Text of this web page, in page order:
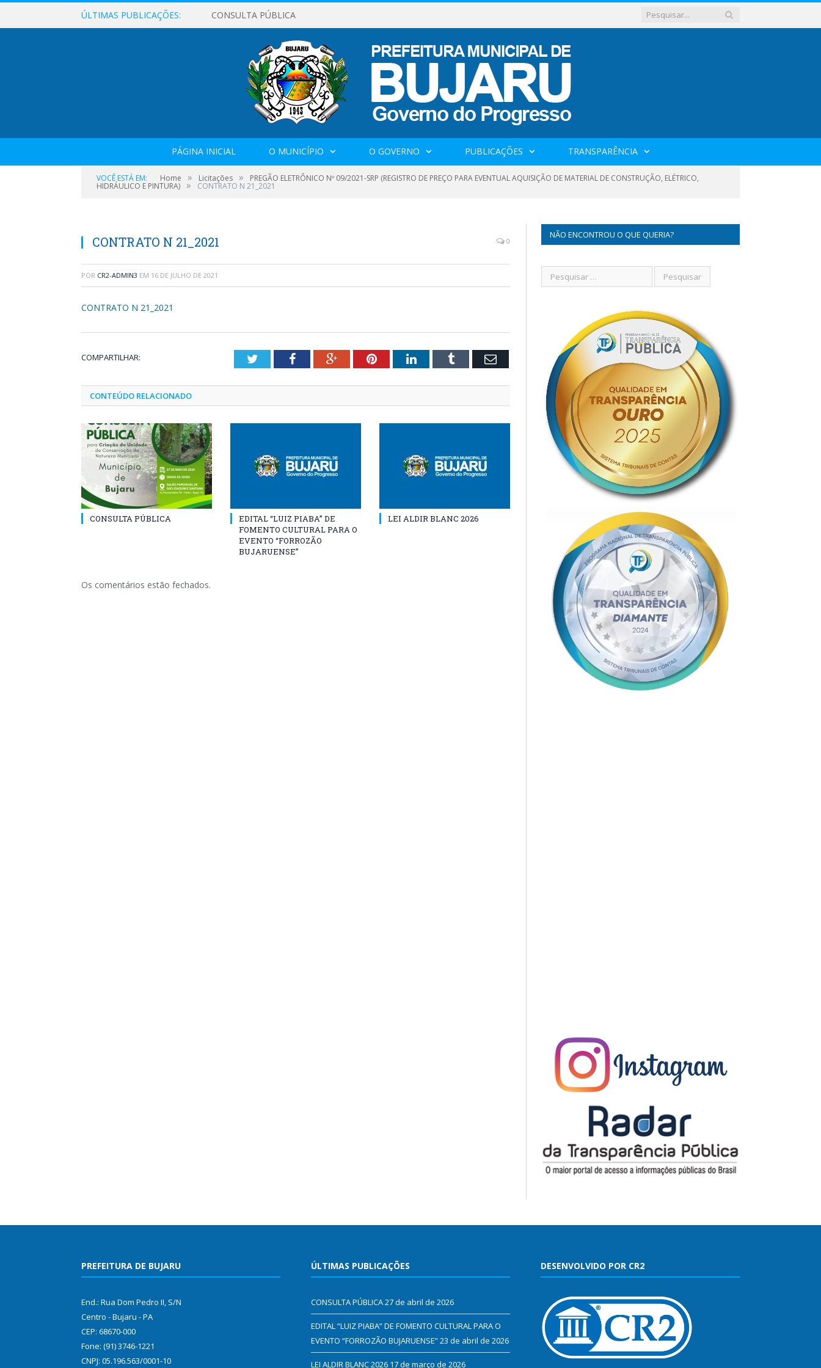
ÚLTIMAS PUBLICAÇÕES: CONSULTA PÚBLICA
PÁGINA INICIAL O MUNICÍPIO O GOVERNO PUBLICAÇÕES TRANSPARÊNCIA
VOCÊ ESTÁ EM: Home » Licitações » PREGÃO ELETRÔNICO Nº 09/2021-SRP (REGISTRO DE PREÇO PARA EVENTUAL AQUISIÇÃO DE MATERIAL DE CONSTRUÇÃO, ELÉTRICO,
HIDRÁULICO E PINTURA) » CONTRATO N 21_2021
CONTRATO N 21_2021 0
POR CR2-ADMIN3 EM 16 DE JULHO DE 2021
CONTRATO N 21_2021
COMPARTILHAR: TwitterFacebookGoogle+PinterestLinkedInTumblr Email
CONTEÚDO RELACIONADO
CONSULTA PÚBLICA
EDITAL “LUIZ PIABA” DE
FOMENTO CULTURAL PARA O
EVENTO “FORROZÃO
BUJARUENSE”
LEI ALDIR BLANC 2026
Os comentários estão fechados.
NÃO ENCONTROU O QUE QUERIA?
PREFEITURA DE BUJARU
End.: Rua Dom Pedro II, S/N
Centro - Bujaru - PA
CEP: 68670-000
Fone: (91) 3746-1221
CNPJ: 05.196.563/0001-10
ÚLTIMAS PUBLICAÇÕES
CONSULTA PÚBLICA27 de abril de 2026
EDITAL “LUIZ PIABA” DE FOMENTO CULTURAL PARA O
EVENTO “FORROZÃO BUJARUENSE”23 de abril de 2026
LEI ALDIR BLANC 2026 17 de março de 2026
DESENVOLVIDO POR CR2